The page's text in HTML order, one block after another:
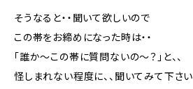
そうなると・・聞いて欲しいので
この帯をお締めになった時は・・
「誰か～この帯に質問ないの～？」と、、
怪しまれない程度に、、聞いてみて下さい